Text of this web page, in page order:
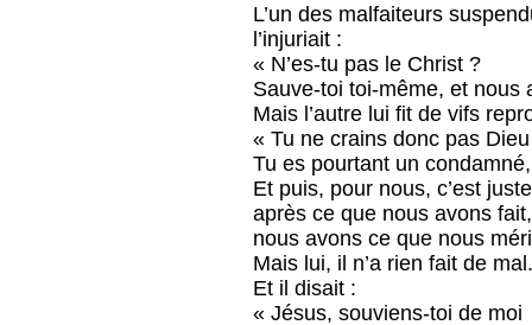
L’un des malfaiteurs
l’injuriait :
« N’es-tu pas le Christ ?
Sauve-toi toi-même, et nous
Mais l’autre lui fit de vifs
« Tu ne crains donc pas
Tu es pourtant un
Et puis, pour nous, c’est
après ce que nous avons fait,
nous avons ce que nous
Mais lui, il n’a rien fait de
Et il disait :
« Jésus, souviens-toi de moi